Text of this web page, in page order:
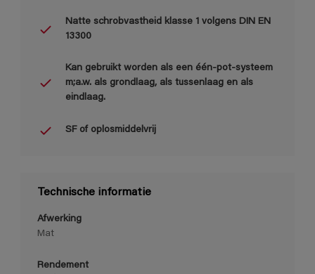
Natte schrobvastheid klasse 1 volgens DIN EN
13300
Kan gebruikt worden als een één-pot-systeem
m;a.w. als grondlaag, als tussenlaag en als
eindlaag.
SF of oplosmiddelvrij
Technische informatie
Afwerking
Mat
Rendement